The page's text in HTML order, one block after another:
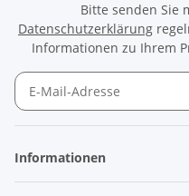
Bitte senden Sie
Datenschutzerklärung
Informationen zu Ihrem
Informationen